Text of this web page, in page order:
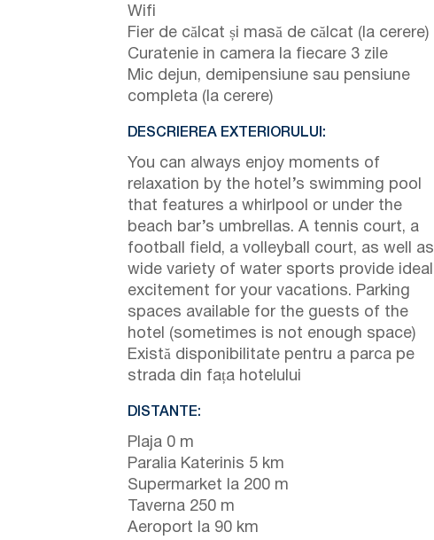
Wifi
Fier de călcat și masă de călcat (la cerere)
Curatenie in camera la fiecare 3 zile
Mic dejun, demipensiune sau pensiune
completa (la cerere)
DESCRIEREA EXTERIORULUI:
You can always enjoy moments of
relaxation by the hotel’s swimming pool
that features a whirlpool or under the
beach bar’s umbrellas. A tennis court, a
football field, a volleyball court, as well as
wide variety of water sports provide ideal
excitement for your vacations. Parking
spaces available for the guests of the
hotel (sometimes is not enough space)
Există disponibilitate pentru a parca pe
strada din fața hotelului
DISTANTE:
Plaja 0 m
Paralia Katerinis 5 km
Supermarket la 200 m
Taverna 250 m
Aeroport la 90 km